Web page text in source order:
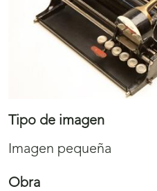
Tipo de imagen
Imagen pequeña
Obra